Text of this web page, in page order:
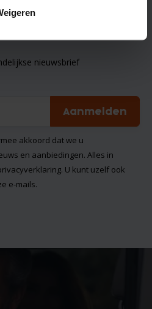
nieuwsbrief
Aanmelden
akkoord dat we u
en aanbiedingen. Alles in
. U kunt uzelf ook
e-mails.